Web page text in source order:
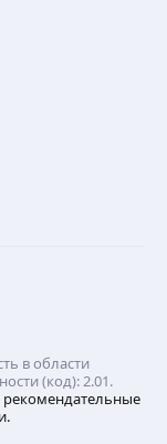
в области
(код): 2.01.
рекомендательные